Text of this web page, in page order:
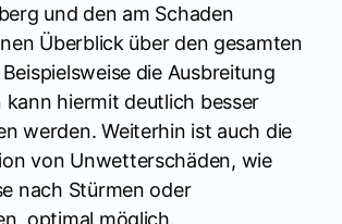
und den am Schaden
Überblick über den gesamten
die Ausbreitung
kann hiermit deutlich besser
werden. Weiterhin ist auch die
von Unwetterschäden, wie
nach Stürmen oder
optimal möglich.